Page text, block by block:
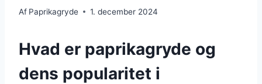
Af Paprikagryde 1. december 2024
Hvad er paprikagryde og
dens popularitet i